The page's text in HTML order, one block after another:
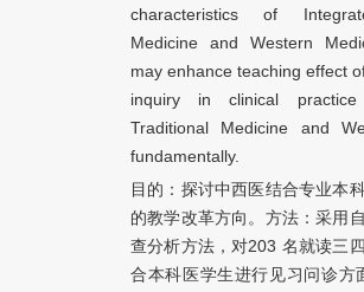
characteristics of
Medicine and Western
may enhance teaching effect
inquiry in clinical
Traditional Medicine and
fundamentally.
目的：探讨中西医结合专业本
的教学改革方向。方法：采用
查分析方法，对203 名就读三
合本科医学生进行见习问诊方